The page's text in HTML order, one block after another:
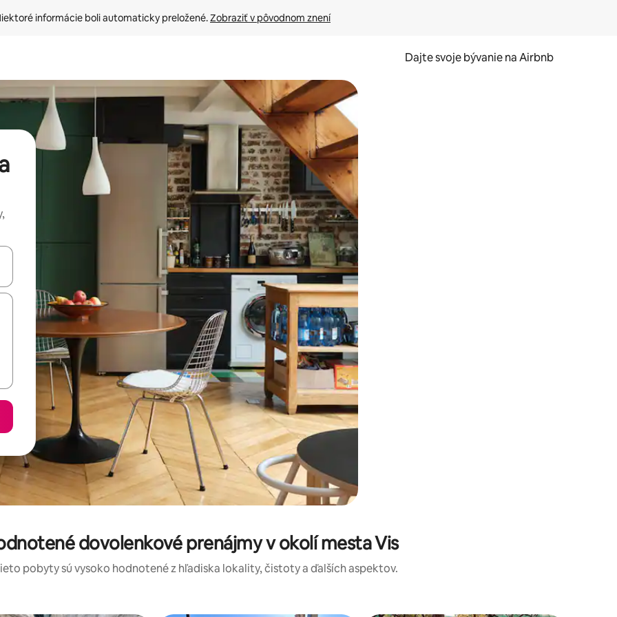
informácie boli automaticky preložené. Zobraziť v pôvodnom znení
Dajte svoje bývanie na Airbnb
pomocou klávesov so šípkami nahor a nadol alebo ich preskúmať pomocou dotykových gest či potiahnutia prstom.
dovolenkové prenájmy v okolí mesta Vis
pobyty sú vysoko hodnotené z hľadiska lokality, čistoty a ďalších aspektov.